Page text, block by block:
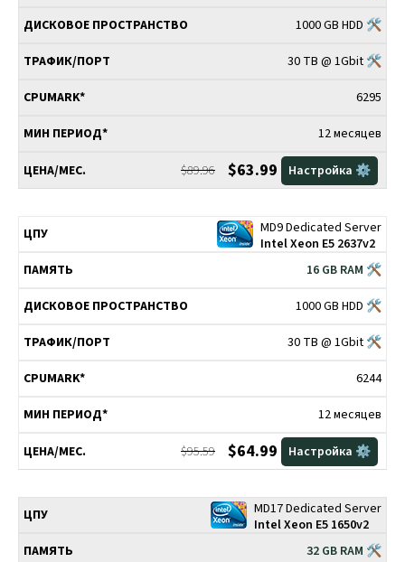
1000 GB HDD 🛠
30 TB @ 1Gbit 🛠
6295
12 месяцев
$89.96 $63.99 Настройка ⚙️
MD9 Dedicated Server
Intel Xeon E5 2637v2
16 GB RAM 🛠
1000 GB HDD 🛠
30 TB @ 1Gbit 🛠
6244
12 месяцев
$95.59 $64.99 Настройка ⚙️
MD17 Dedicated Server
Intel Xeon E5 1650v2
32 GB RAM 🛠